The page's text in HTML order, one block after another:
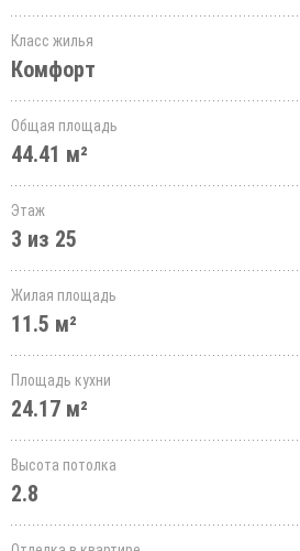
Класс жилья
Комфорт
Общая площадь
44.41 м²
Этаж
3 из 25
Жилая площадь
11.5 м²
Площадь кухни
24.17 м²
Высота потолка
2.8